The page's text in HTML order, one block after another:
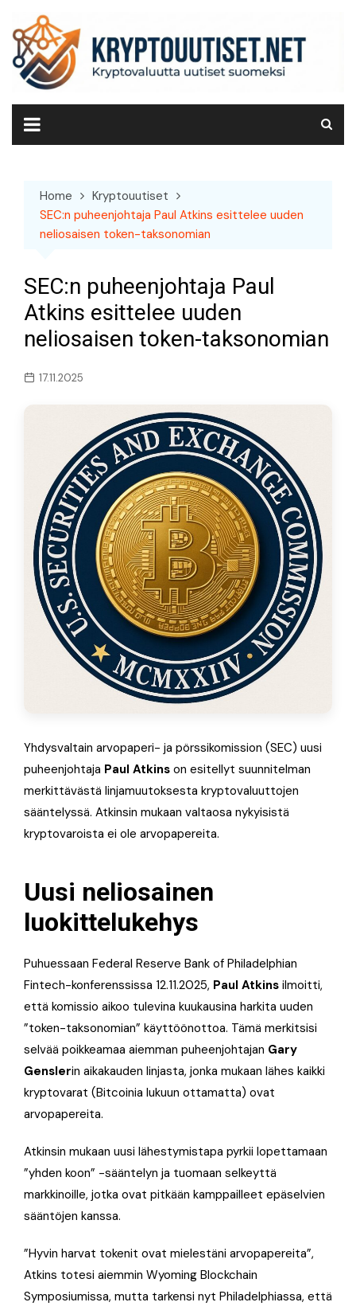
content
Home
Kryptouutiset
SEC:n puheenjohtaja Paul Atkins esittelee uuden
neliosaisen token-taksonomian
SEC:n puheenjohtaja Paul
Atkins esittelee uuden
neliosaisen token-taksonomian
17.11.2025
Yhdysvaltain arvopaperi- ja pörssikomission (SEC) uusi
puheenjohtaja Paul Atkins on esitellyt suunnitelman
merkittävästä linjamuutoksesta kryptovaluuttojen
sääntelyssä. Atkinsin mukaan valtaosa nykyisistä
kryptovaroista ei ole arvopapereita.
Uusi neliosainen
luokittelukehys
Puhuessaan Federal Reserve Bank of Philadelphian
Fintech-konferenssissa 12.11.2025, Paul Atkins ilmoitti,
että komissio aikoo tulevina kuukausina harkita uuden
”token-taksonomian” käyttöönottoa. Tämä merkitsisi
selvää poikkeamaa aiemman puheenjohtajan Gary
Genslerin aikakauden linjasta, jonka mukaan lähes kaikki
kryptovarat (Bitcoinia lukuun ottamatta) ovat
arvopapereita.
Atkinsin mukaan uusi lähestymistapa pyrkii lopettamaan
”yhden koon” -sääntelyn ja tuomaan selkeyttä
markkinoille, jotka ovat pitkään kamppailleet epäselvien
sääntöjen kanssa.
”Hyvin harvat tokenit ovat mielestäni arvopapereita”,
Atkins totesi aiemmin Wyoming Blockchain
Symposiumissa, mutta tarkensi nyt Philadelphiassa, että